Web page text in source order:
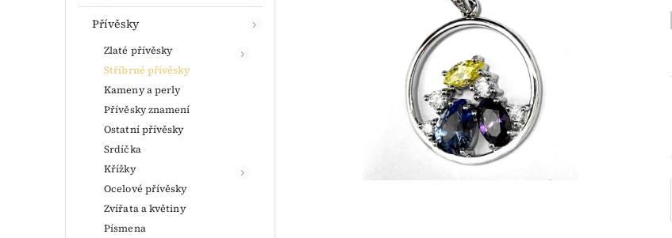
Přívěsky
Zlaté přívěsky
Stříbrné přívěsky
Kameny a perly
Přívěsky znamení
Ostatní přívěsky
Srdíčka
Křížky
Ocelové přívěsky
Zvířata a květiny
Písmena